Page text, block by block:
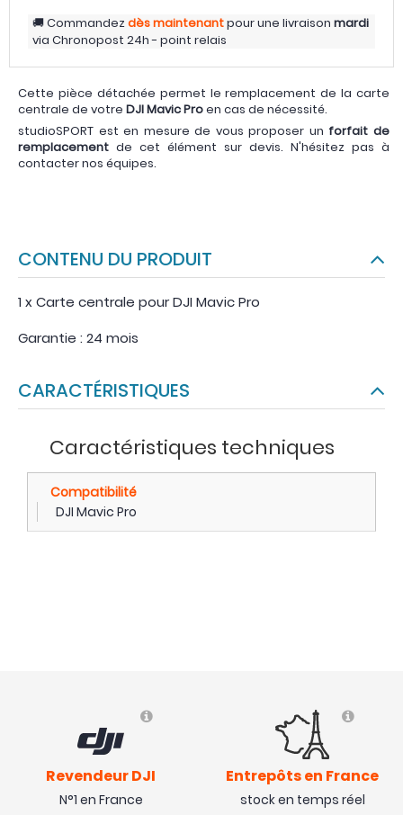
Commandezdès maintenantpour une livraison mardi
via Chronopost 24h - point relais
Cette pièce détachée permet le remplacement de la carte
centrale de votre DJI Mavic Proen cas de nécessité.
studioSPORT est en mesure de vous proposer un forfait de
remplacement de cet élément sur devis. N'hésitez pas à
contacter nos équipes.
CONTENU DU PRODUIT
1 x Carte centrale pour DJI Mavic Pro
Garantie : 24 mois
CARACTÉRISTIQUES
Caractéristiques techniques
Compatibilité
DJI Mavic Pro
Revendeur DJI
N°1 en France
Entrepôts en France
stock en temps réel